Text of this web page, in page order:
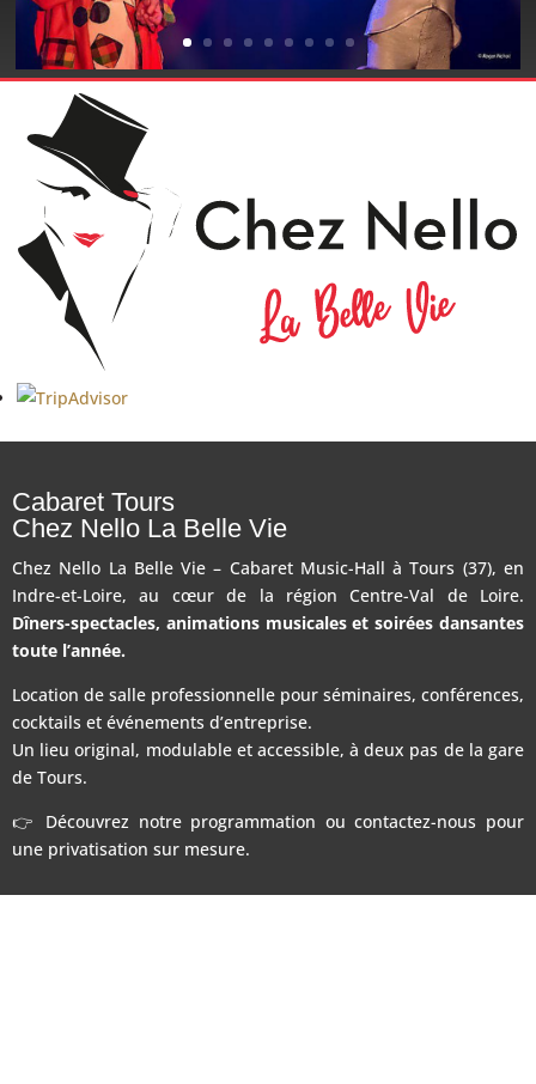
Cabaret Tours
Chez Nello La Belle Vie
Chez Nello La Belle Vie – Cabaret Music-Hall à Tours (37), en
Indre-et-Loire, au cœur de la région Centre-Val de Loire.
Dîners-spectacles, animations musicales et soirées dansantes
toute l’année.
Location de salle professionnelle pour séminaires, conférences,
cocktails et événements d’entreprise.
Un lieu original, modulable et accessible, à deux pas de la gare
de Tours.
👉 Découvrez notre programmation ou contactez-nous pour
une privatisation sur mesure.